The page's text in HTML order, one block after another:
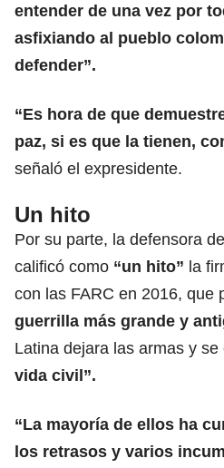
entender de una vez por
asfixiando al pueblo
defender”.
“Es hora de que
paz, si es que la tienen,
señaló el expresidente.
Un hito
Por su parte, la defensora
calificó como “un hito” la
con las FARC en 2016, que
guerrilla más grande y
Latina dejara las armas y
vida civil”.
“La mayoría de ellos ha
los retrasos y varios